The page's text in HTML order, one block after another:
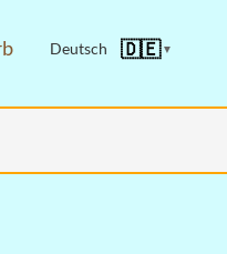
Deutsch 🇩🇪▼